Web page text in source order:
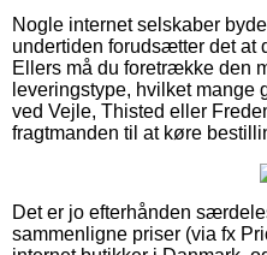
Nogle internet selskaber
undertiden forudsætter det at
Ellers må du foretrække den
leveringstype, hvilket
ved Vejle, Thisted eller
fragtmanden til at køre
Det er jo efterhånden
sammenligne priser (via fx